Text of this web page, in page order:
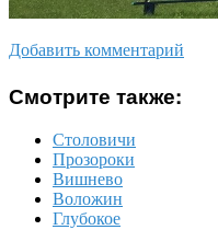
Добавить комментарий
Смотрите также:
Столовичи
Прозороки
Вишнево
Воложин
Глубокое